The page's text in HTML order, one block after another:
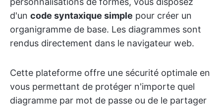
d'un code syntaxique simple pour créer un
organigramme de base. Les diagrammes sont
rendus directement dans le navigateur web.
Cette plateforme offre une sécurité optimale en
vous permettant de protéger n'importe quel
diagramme par mot de passe ou de le partager